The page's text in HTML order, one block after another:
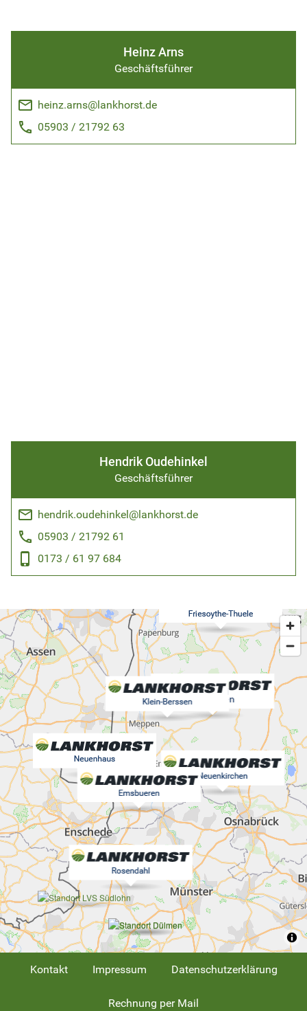
Heinz Arns
Geschäftsführer
email heinz.arns@lankhorst.de
phone 05903 / 21792 63
Hendrik Oudehinkel
Geschäftsführer
email hendrik.oudehinkel@lankhorst.de
phone 05903 / 21792 61
phone_android 0173 / 61 97 684
Kontakt Impressum Datenschutzerklärung
Rechnung per Mail